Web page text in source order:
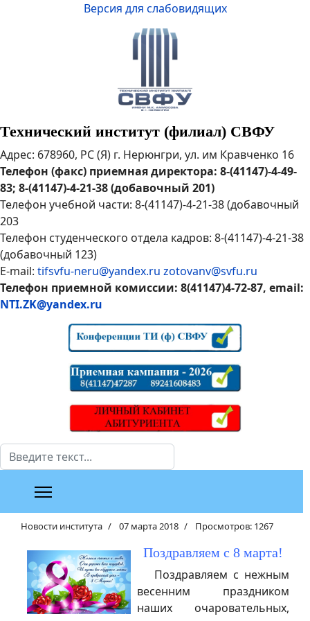
Версия для слабовидящих
Технический институт (филиал) СВФУ
Адрес: 678960, РС (Я) г. Нерюнгри, ул. им Кравченко 16
Телефон (факс) приемная директора: 8-(41147)-4-49-
83; 8-(41147)-4-21-38 (добавочный 201)
Телефон учебной части: 8-(41147)-4-21-38 (добавочный
203
Телефон студенческого отдела кадров: 8-(41147)-4-21-38
(добавочный 123)
E-mail: tifsvfu-neru@yandex.ru zotovanv@svfu.ru
Телефон приемной комиссии: 8(41147)4-72-87, email:
NTI.ZK@yandex.ru
Поиск
Новости института 07 марта 2018 Просмотров: 1267
Поздравляем с 8 марта!
Поздравляем с нежным
весенним праздником
наших очаровательных,